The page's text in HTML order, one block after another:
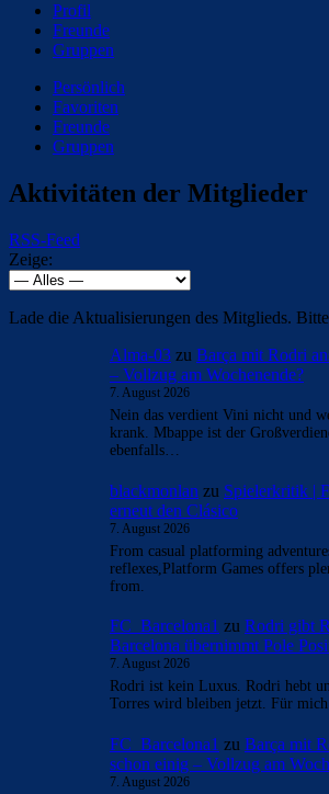
Profil
Freunde
Gruppen
Persönlich
Favoriten
Freunde
Gruppen
Aktivitäten der Mitglieder
RSS-Feed
Zeige:
Lade die Aktualisierungen des Mitglieds.
Alma-03 zu Barça mit Rodri
– Vollzug am Wochenende?
7. August 2026
Nein das verdient Vini nicht und
krank. Mbappe ist der
ebenfalls…
blackmonlan zu Spielerkritik |
erneut den Clásico
7. August 2026
From casual platforming
reflexes,Platform Games offers
from.
FC_Barcelona1 zu Rodri gibt
Barcelona übernimmt Pole
7. August 2026
Rodri ist kein Luxus. Rodri hebt
Torres wird bleiben jetzt. Für
FC_Barcelona1 zu Barça mit
schon einig – Vollzug am
7. August 2026